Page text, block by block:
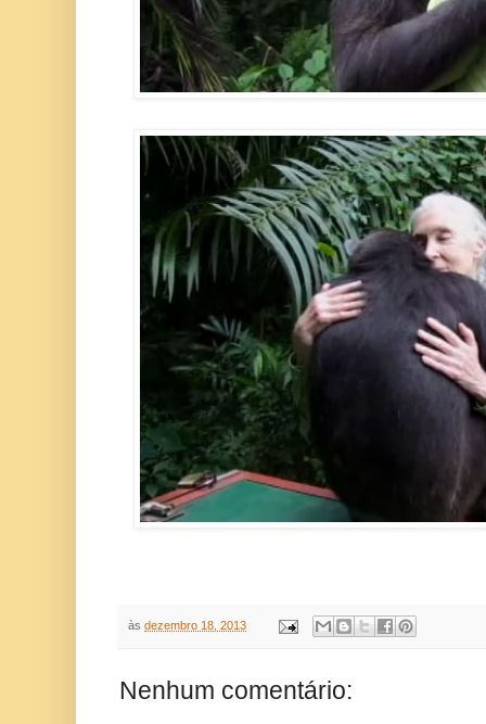
às dezembro 18, 2013
Nenhum comentário: